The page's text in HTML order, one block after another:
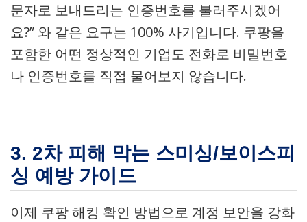
문자로 보내드리는 인증번호를 불러주시겠어
요?” 와 같은 요구는 100% 사기입니다. 쿠팡을
포함한 어떤 정상적인 기업도 전화로 비밀번호
나 인증번호를 직접 물어보지 않습니다.
3. 2차 피해 막는 스미싱/보이스피
싱 예방 가이드
이제 쿠팡 해킹 확인 방법으로 계정 보안을 강화